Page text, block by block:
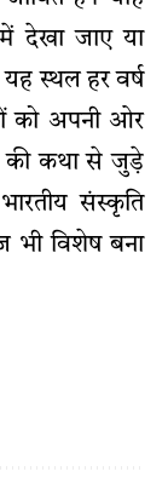
देखा जाए या
स्थल हर वर्ष
को अपनी ओर
की कथा से जुड़े
संस्कृति
भी विशेष बना